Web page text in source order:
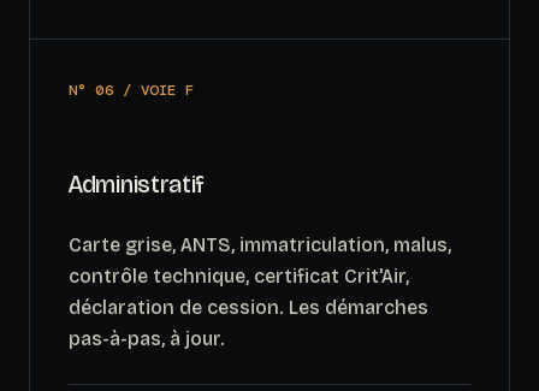
N° 06 / VOIE F
Administratif
Carte grise, ANTS, immatriculation, malus,
contrôle technique, certificat Crit'Air,
déclaration de cession. Les démarches
pas-à-pas, à jour.